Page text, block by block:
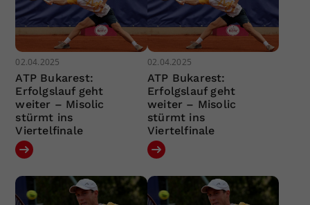
02.04.2025
ATP Bukarest:
Erfolgslauf geht
weiter – Misolic
stürmt ins
Viertelfinale
02.04.2025
ATP Bukarest:
Erfolgslauf geht
weiter – Misolic
stürmt ins
Viertelfinale